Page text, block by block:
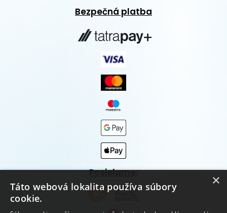
Bezpečná platba
Posielame: ×
Táto webová lokalita používa súbory
cookie.